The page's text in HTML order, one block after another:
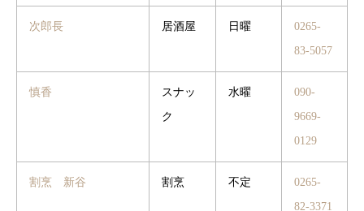
次郎長 居酒屋 日曜
0265-
83-5057
慎香
スナッ
ク
水曜
090-
9669-
0129
割烹 新谷 割烹 不定
0265-
82-3371